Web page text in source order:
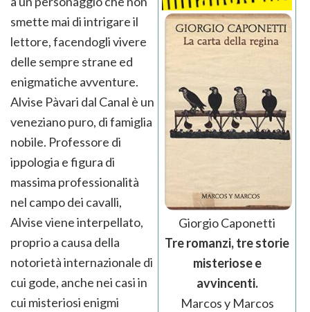
Giorgio Caponetti
Tre romanzi, tre storie
misteriose e
avvincenti.
Marcos y Marcos
smette mai di intrigare il
lettore, facendogli vivere
delle sempre strane ed
enigmatiche avventure.
Alvise Pàvari dal Canal è un
veneziano puro, di famiglia
nobile. Professore di
ippologia e figura di
massima professionalità
nel campo dei cavalli,
Alvise viene interpellato,
proprio a causa della
notorietà internazionale di
cui gode, anche nei casi in
cui misteriosi enigmi